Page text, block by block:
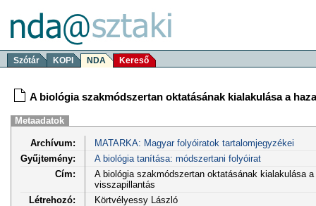
Szótár KOPI NDA Kereső
A biológia szakmódszertan oktatásának kialakulása a
Metaadatok
Archívum:
MATARKA: Magyar folyóiratok tartalomjegyzékei
Gyűjtemény:
A biológia tanítása: módszertani folyóirat
Cím:
A biológia szakmódszertan oktatásának kialakulása
visszapillantás
Létrehozó:
Körtvélyessy László